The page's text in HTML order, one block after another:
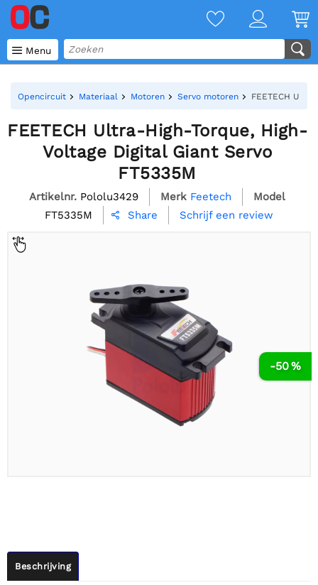
 Menu
Opencircuit Materiaal Motoren Servo motoren FEETECH
FEETECH Ultra-High-Torque, High-
Voltage Digital Giant Servo
FT5335M
Artikelnr. Pololu3429 Merk Feetech
Model
FT5335M
 Share Schrijf een review
-50 %
Beschrijving